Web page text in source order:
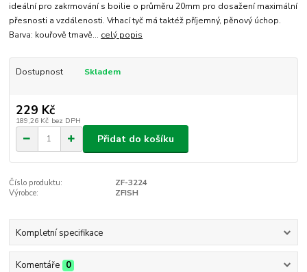
ideální pro zakrmování s boilie o průměru 20mm pro dosažení maximální
přesnosti a vzdálenosti. Vrhací tyč má taktéž příjemný, pěnový úchop.
Barva: kouřově tmavě... celý popis
Dostupnost Skladem
229 Kč
189,26 Kč bez DPH
Přidat do košíku
Číslo produktu:
ZF-3224
Výrobce:
ZFISH
Kompletní specifikace
Komentáře 0